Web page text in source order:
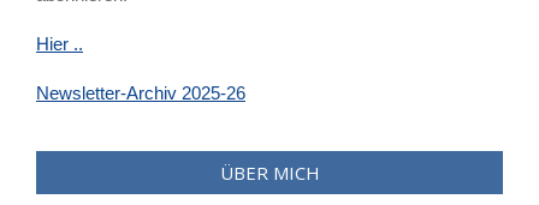
Hier ..
Newsletter-Archiv 2025-26
ÜBER MICH